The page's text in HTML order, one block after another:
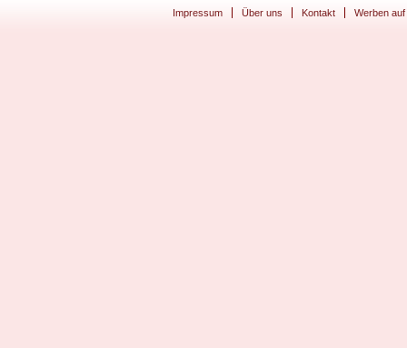
Impressum Über uns Kontakt Werben